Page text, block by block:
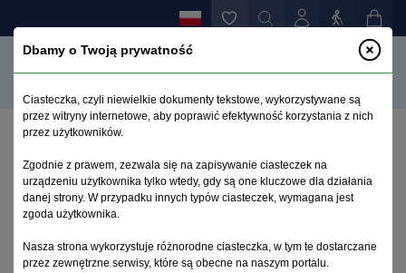
Czy zdanie „czuję się obserwowany” – zawsze znaczy
to samo? Znaczenie kliniczne błędnego opisu i
atrybucji swoich stanów przez pacjentów leczonych z
rozpoznaniem schizofrenii – opis przypadku
Dbamy o Twoją prywatność
Ciasteczka, czyli niewielkie dokumenty tekstowe, wykorzystywane są
przez witryny internetowe, aby poprawić efektywność korzystania z nich
przez użytkowników.
Zgodnie z prawem, zezwala się na zapisywanie ciasteczek na
urządzeniu użytkownika tylko wtedy, gdy są one kluczowe dla działania
danej strony. W przypadku innych typów ciasteczek, wymagana jest
zgoda użytkownika.
Nasza strona wykorzystuje różnorodne ciasteczka, w tym te dostarczane
przez zewnętrzne serwisy, które są obecne na naszym portalu.